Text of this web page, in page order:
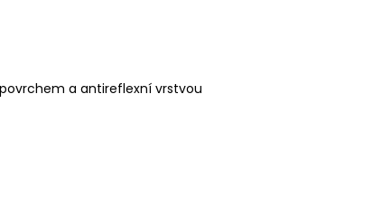
a antireflexní vrstvou